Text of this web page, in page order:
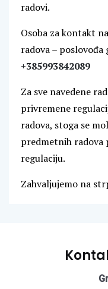
radovi.
Osoba za kontakt
radova –
+385993842089
Za sve navedene
privremene
radova, stoga se
predmetnih
regulaciju.
Zahvaljujemo na